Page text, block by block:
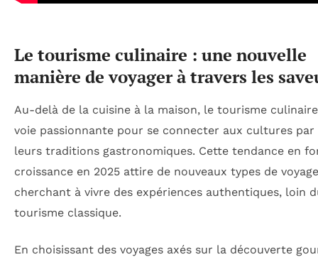
Le tourisme culinaire : une nouvelle
manière de voyager à travers les
Au-delà de la cuisine à la maison, le tourisme
voie passionnante pour se connecter aux cultures par
leurs traditions gastronomiques. Cette tendance en
croissance en 2025 attire de nouveaux types de
cherchant à vivre des expériences authentiques, loin
tourisme classique.
En choisissant des voyages axés sur la découverte